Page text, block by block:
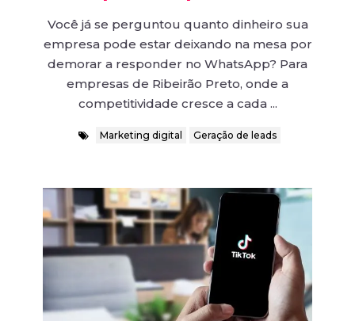
Você já se perguntou quanto dinheiro sua
empresa pode estar deixando na mesa por
demorar a responder no WhatsApp? Para
empresas de Ribeirão Preto, onde a
competitividade cresce a cada ...
Marketing digital Geração de leads